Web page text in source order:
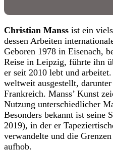
Christian Manss ist ein
dessen Arbeiten
Geboren 1978 in Eisenach,
Reise in Leipzig, führte ihn
er seit 2010 lebt und
weltweit ausgestellt,
Frankreich. Manss’ Kunst
Nutzung unterschiedlicher
Besonders bekannt ist seine
2019), in der er
verwandelte und die
aufhob.